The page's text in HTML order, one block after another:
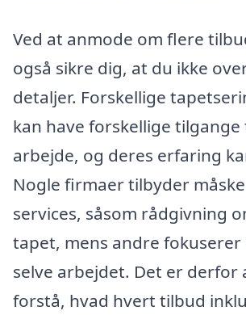
Ved at anmode om flere
også sikre dig, at du ikke
detaljer. Forskellige
kan have forskellige tilgange
arbejde, og deres erfaring
Nogle firmaer tilbyder
services, såsom rådgivning
tapet, mens andre fokuserer
selve arbejdet. Det er derfor
forstå, hvad hvert tilbud